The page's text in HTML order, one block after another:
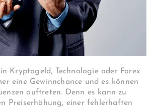
Kryptogeld, Technologie oder Forex
eine Gewinnchance und es können
auftreten. Denn es kann zu
Preiserhöhung, einer fehlerhaften